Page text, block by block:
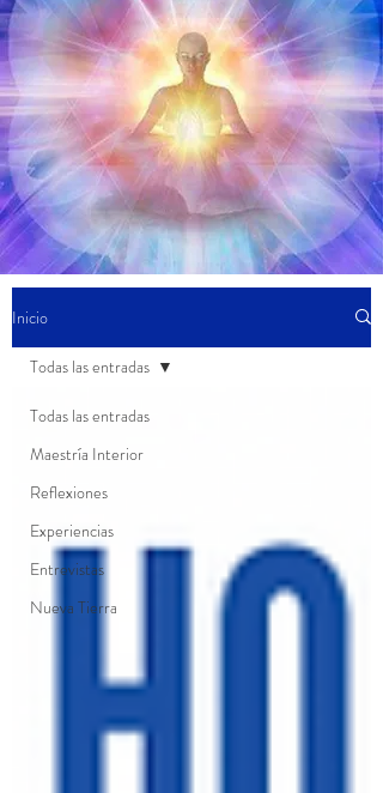
Inicio
Todas las entradas
Maestría Interior
Reflexiones
Experiencias
Entrevistas
Nueva Tierra
Todas las entradas